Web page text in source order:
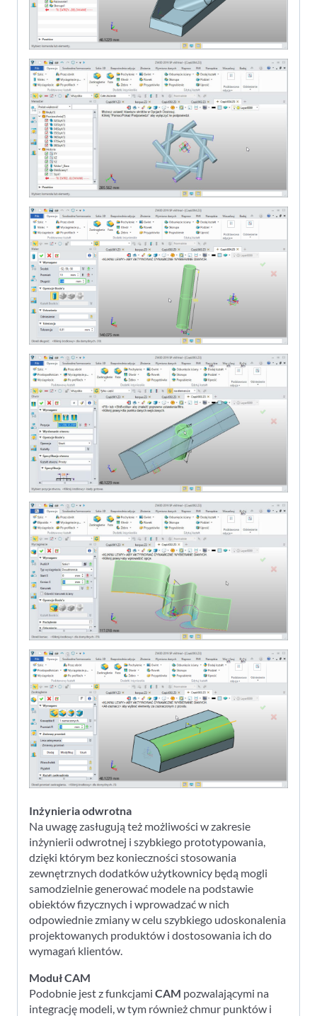
Inżynieria odwrotna
Na uwagę zasługują też możliwości w zakresie
inżynierii odwrotnej i szybkiego prototypowania,
dzięki którym bez konieczności stosowania
zewnętrznych dodatków użytkownicy będą mogli
samodzielnie generować modele na podstawie
obiektów fizycznych i wprowadzać w nich
odpowiednie zmiany w celu szybkiego udoskonalenia
projektowanych produktów i dostosowania ich do
wymagań klientów.
Moduł CAM
Podobnie jest z funkcjami CAM pozwalającymi na
integrację modeli, w tym również chmur punktów i